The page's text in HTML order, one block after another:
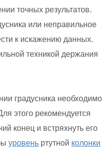
точных результатов.
или неправильное
к искажению данных.
техникой держания
градусника необходимо
этого рекомендуется
конец и встряхнуть его
уровень ртутной колонки